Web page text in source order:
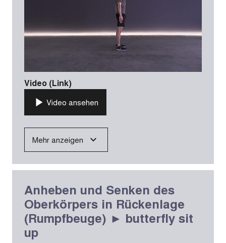
Video (Link)
Video ansehen
Mehr anzeigen
Anheben und Senken des
Oberkörpers in Rückenlage
(Rumpfbeuge) ► butterfly sit
up